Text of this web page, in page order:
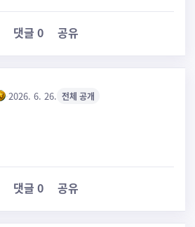
댓글 0 공유
·2026. 6. 26. 전체 공개
댓글 0 공유